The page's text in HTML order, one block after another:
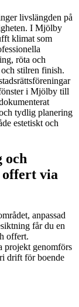
livslängden på
I Mjölby
klimat som
röta och
stilren finish.
i Mjölby till
tydlig planering
estetiskt och
och
offert via
anpassad
får du en
offert.
projekt genomförs
drift för boende